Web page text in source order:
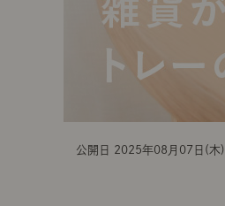
公開日 2025年08月07日(木)